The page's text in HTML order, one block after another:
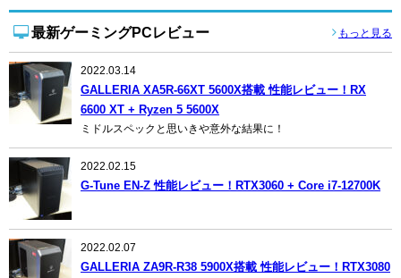
最新ゲーミングPCレビュー もっと見る
2022.03.14
GALLERIA XA5R-66XT 5600X搭載 性能レビュー！RX
6600 XT + Ryzen 5 5600X
ミドルスペックと思いきや意外な結果に！
2022.02.15
G-Tune EN-Z 性能レビュー！RTX3060 + Core i7-12700K
2022.02.07
GALLERIA ZA9R-R38 5900X搭載 性能レビュー！RTX3080